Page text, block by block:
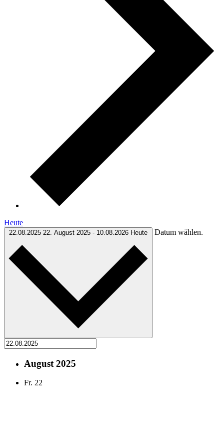
Heute
22.08.2025 22. August 2025 - 10.08.2026 Heute Datum wählen.
August 2025
Fr. 22